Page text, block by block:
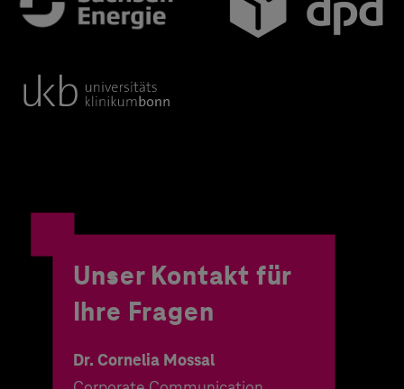
Unser Kontakt für
Ihre Fragen
Dr. Cornelia Mossal